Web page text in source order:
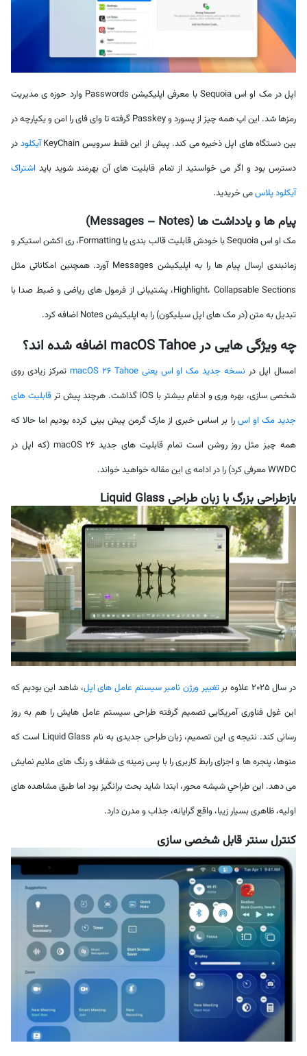
اپل در مک او اس Sequoia با معرفی اپلیکیشن Passwords وارد حوزه ی مدیریت
رمزها شد. این اپ همه چیز از پسورد و Passkey گرفته تا وای فای را امن و یکپارچه در
بین دستگاه های اپل ذخیره می کند. پیش از این فقط سرویس KeyChain
آیکلود در
دسترس بود و اگر می خواستید از تمام قابلیت های آن بهرمند شوید باید اشتراک
آیکلود پلاسمی خریدید.
پیام ها و یادداشت ها (Messages – Notes)
مک او اس Sequoia با خودش قابلیت قالب بندی یا Formatting، ری اکشن استیکر و
زمانبندی ارسال پیام ها را به اپلیکیشن Messages آورد. همچنین امکاناتی مثل
Highlight، Collapsable Sections، پشتیبانی از فرمول های ریاضی و ضبط صدا با
تبدیل به متن (در مک های اپل سیلیکون) را به اپلیکیشن Notes اضافه کرد.
چه ویژگی هایی در macOS Tahoe اضافه شده اند؟
امسال اپل در نسخه جدید مک او اس یعنی macOS 26 Tahoe
تمرکز زیادی روی
شخصی سازی، بهره وری و ادغام بیشتر با iOS گذاشت. هرچند پیش تر
قابلیت های
جدید مک او اس را بر اساس خبری از مارک گرمن پیش بینی کرده بودیم اما حالا که
همه چیز مثل روز روشن است تمام قابلیت های جدید macOS 26 (که اپل در
WWDC معرفی کرد) را در ادامه ی این مقاله خواهید خواند.
بازطراحی بزرگ با زبان طراحی Liquid Glass
در سال 2025 علاوه بر تغییر ورژن نامبر سیستم عامل های اپل، شاهد این بودیم که
این غول فناوری آمریکایی تصمیم گرفته طراحی سیستم عامل هایش را هم به روز
رسانی کند. نتیجه ی این تصمیم، زبان طراحی جدیدی به نام Liquid Glass است که
منوها، پنجره ها و اجزای رابط کاربری را با پس زمینه ی شفاف و رنگ های ملایم نمایش
می دهد. این طراحیِ شیشه محور، ابتدا شاید بحث برانگیز بود اما طبق مشاهده های
اولیه، ظاهری بسیار زیبا، واقع گرایانه، جذاب و مدرن دارد.
کنترل سنتر قابل شخصی سازی